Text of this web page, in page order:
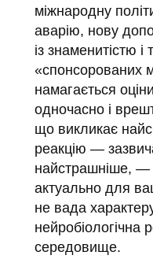
міжнародну
аварію, нову
із знаменитістю
«спонсорованих
намагається
одночасно і
що викликає
реакцію —
найстрашніше, —
актуально для
не вада
нейробіологічна
середовище.